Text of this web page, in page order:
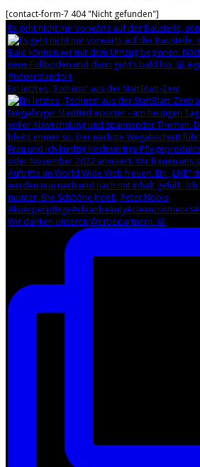
[contact-form-7 404 "Nicht gefunden"]
Es geht nicht nur vorwärts auf der Baustelle, son
Ein letztes „Tschüss“ aus der StattBlatt-Zent
Wir danken unseren Werbepartnern. 😀